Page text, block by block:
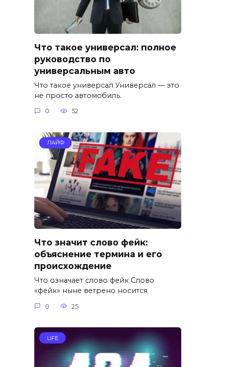
Что такое универсал: полное
руководство по
универсальным авто
Что такое универсал Универсал — это
не просто автомобиль.
0 52
ЛАЙФ
Что значит слово фейк:
объяснение термина и его
происхождение
Что означает слово фейк Слово
«фейк» ныне ветрено носится
0 25
LIFE